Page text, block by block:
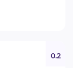
0.2